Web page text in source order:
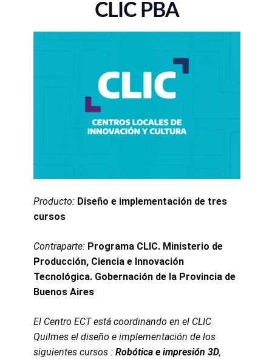
CLIC PBA
Producto: Diseño e implementación de tres
cursos
Contraparte: Programa CLIC. Ministerio de
Producción, Ciencia e Innovación
Tecnológica. Gobernación de la Provincia de
Buenos Aires
El Centro ECT está coordinando en el CLIC
Quilmes el diseño e implementación de los
siguientes cursos :Robótica e impresión 3D,